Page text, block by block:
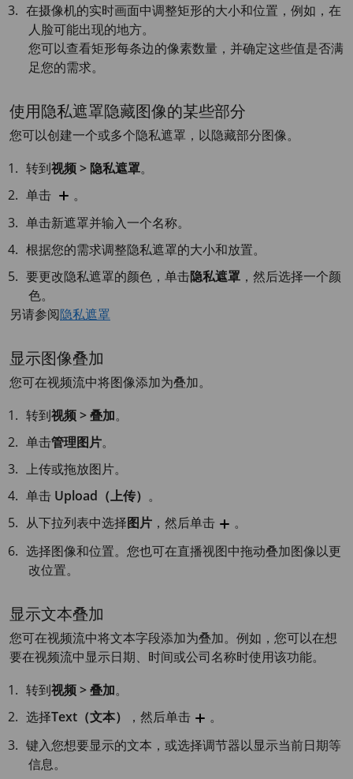
在摄像机的实时画面中调整矩形的大小和位置，例如，在
人脸可能出现的地方。
您可以查看矩形每条边的像素数量，并确定这些值是否满
足您的需求。
使用隐私遮罩隐藏图像的某些部分
您可以创建一个或多个隐私遮罩，以隐藏部分图像。
转到视频 > 隐私遮罩。
单击
。
单击新遮罩并输入一个名称。
根据您的需求调整隐私遮罩的大小和放置。
要更改隐私遮罩的颜色，单击隐私遮罩 ，然后选择一个颜
色。
另请参阅隐私遮罩
显示图像叠加
您可在视频流中将图像添加为叠加。
转到视频 > 叠加。
单击管理图片。
上传或拖放图片。
单击 Upload（上传） 。
从下拉列表中选择图片 ，然后单击
。
选择图像和位置。您也可在直播视图中拖动叠加图像以更
改位置。
显示文本叠加
您可在视频流中将文本字段添加为叠加。例如，您可以在想
要在视频流中显示日期、时间或公司名称时使用该功能。
转到视频 > 叠加。
选择Text（文本） ，然后单击
。
键入您想要显示的文本，或选择调节器以显示当前日期等
信息。